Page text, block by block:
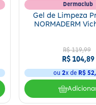
Dermaclub
Gel de Limpeza
NORMADERM
R$ 119,99
R$104,89
ou 2x de R$ 52,